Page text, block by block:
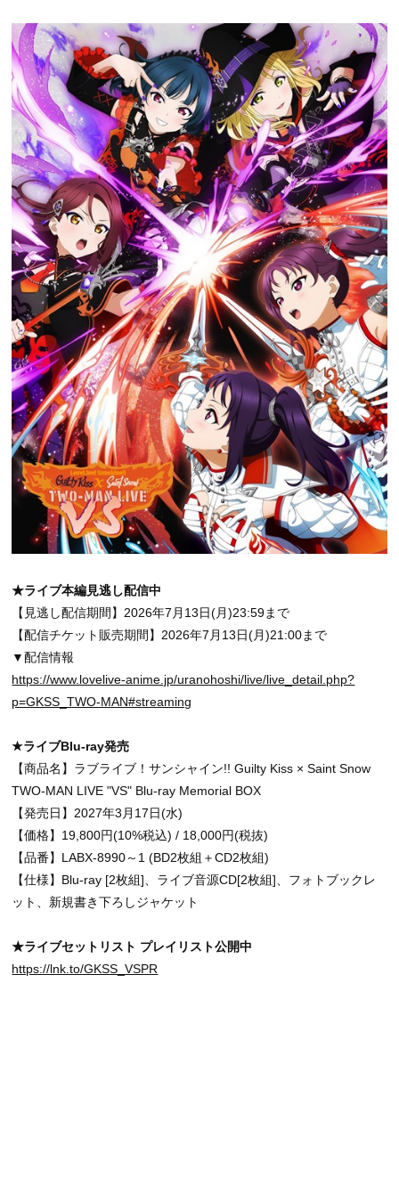
★ライブ本編見逃し配信中
【見逃し配信期間】2026年7月13日(月)23:59まで
【配信チケット販売期間】2026年7月13日(月)21:00まで
▼配信情報
https://www.lovelive-anime.jp/uranohoshi/live/live_detail.php?
p=GKSS_TWO-MAN#streaming
★ライブBlu-ray発売
【商品名】ラブライブ！サンシャイン!! Guilty Kiss × Saint Snow
TWO-MAN LIVE "VS" Blu-ray Memorial BOX
【発売日】2027年3月17日(水)
【価格】19,800円(10%税込) / 18,000円(税抜)
【品番】LABX-8990～1 (BD2枚組＋CD2枚組)
【仕様】Blu-ray [2枚組]、ライブ音源CD[2枚組]、フォトブックレ
ット、新規書き下ろしジャケット
★ライブセットリスト プレイリスト公開中
https://lnk.to/GKSS_VSPR